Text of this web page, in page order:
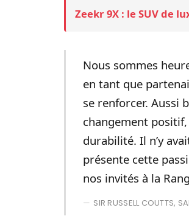
Zeekr 9X : le SUV de
Nous sommes
en tant que
se renforcer. Aussi
changement
durabilité. Il n’y
présente cette
nos invités à la
SIR RUSSELL COUTTS,